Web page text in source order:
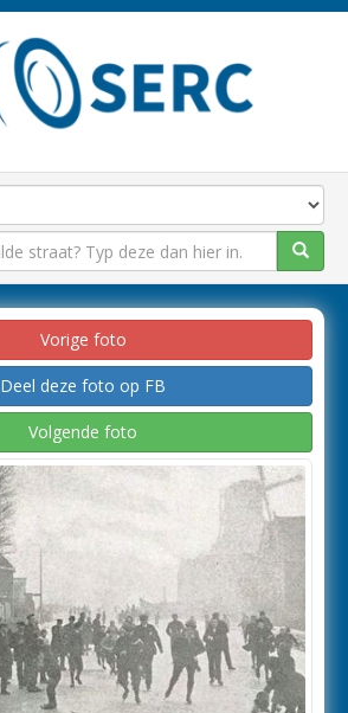
Vorige foto
Deel deze foto op FB
Volgende foto